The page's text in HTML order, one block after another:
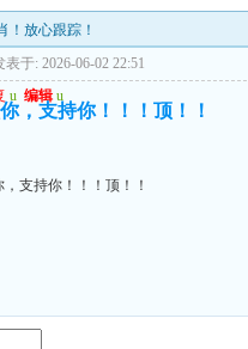
！放心跟踪！
表于: 2026-06-02 22:51
u 编辑 u
，支持你！！！顶！！
，支持你！！！顶！！